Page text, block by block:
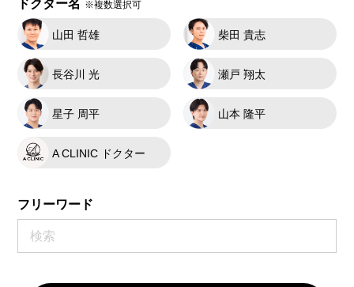
ドクター名 ※複数選択可
山田 哲雄 柴田 貴志
長谷川 光 瀬戸 翔太
星子 周平 山本 隆平
A CLINIC ドクター
フリーワード